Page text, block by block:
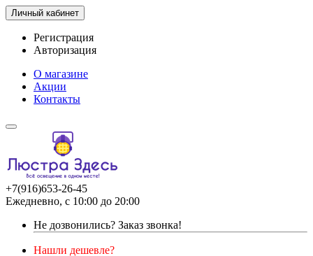
Личный кабинет
Регистрация
Авторизация
О магазине
Акции
Контакты
+7(916)653-26-45
Ежедневно, с 10:00 до 20:00
Не дозвонились? Заказ звонка!
Нашли дешевле?